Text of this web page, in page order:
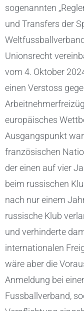
sogenannten
und Transfers der
Unionsrecht
vom 4. Oktober
einen Verstoss
europäisches
Ausgangspunkt
französischen
der einen auf vier
beim russischen
nach nur einem
russische Klub
und verhinderte
internationalen
wäre aber die
Anmeldung bei
Fussballverband,